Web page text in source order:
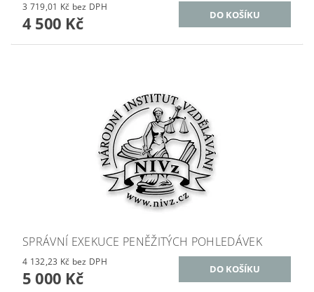
3 719,01 Kč bez DPH
4 500 Kč
SPRÁVNÍ EXEKUCE PENĚŽITÝCH POHLEDÁVEK
4 132,23 Kč bez DPH
5 000 Kč